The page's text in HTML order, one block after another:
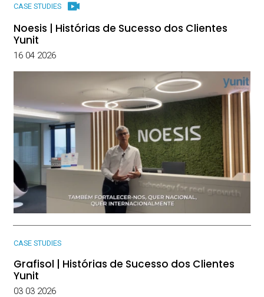
Benefícios Fiscais
Saiba mais
Heróis PME
CASE STUDIES
Noesis | Histórias de Sucesso dos Clientes
Yunit
16 04 2026
CASE STUDIES
Grafisol | Histórias de Sucesso dos Clientes
Yunit
03 03 2026